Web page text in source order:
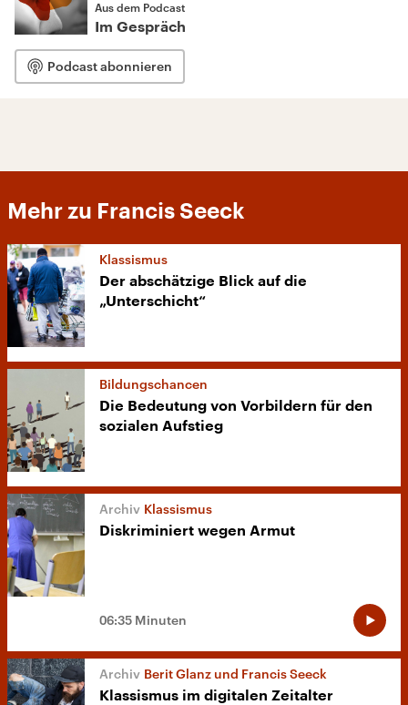
Aus dem Podcast
Im Gespräch
Podcast abonnieren
Mehr zu Francis Seeck
Klassismus
Der abschätzige Blick auf die
„Unterschicht“
Bildungschancen
Die Bedeutung von Vorbildern für den
sozialen Aufstieg
Klassismus
Diskriminiert wegen Armut
06:35 Minuten
Berit Glanz und Francis Seeck
Klassismus im digitalen Zeitalter